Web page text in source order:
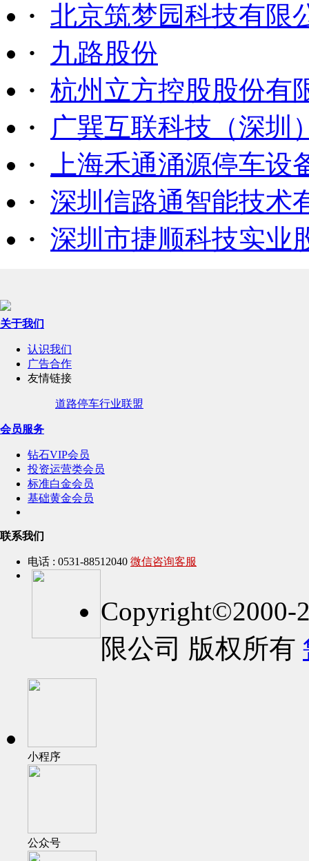
· 北京筑梦园科技有限
·
九路股份
· 杭州立方控股股份有
·
广巽互联科技（深圳
·
上海禾通涌源停车设
· 深圳信路通智能技术
· 深圳市捷顺科技实业
关于我们
认识我们
广告合作
友情链接
道路停车行业联盟
会员服务
钻石VIP会员
投资运营类会员
标准白金会员
基础黄金会员
联系我们
电话 : 0531-88512040 微信咨询客服
Copyright©2000-
限公司 版权所有
小程序
公众号